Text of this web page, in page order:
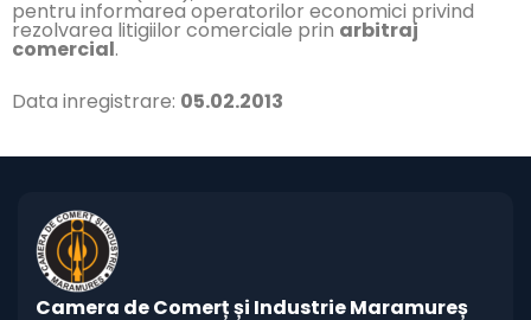
pentru informarea operatorilor economici privind
rezolvarea litigiilor comerciale prin arbitraj
comercial.
Data inregistrare: 05.02.2013
Camera de Comerț și Industrie Maramureș